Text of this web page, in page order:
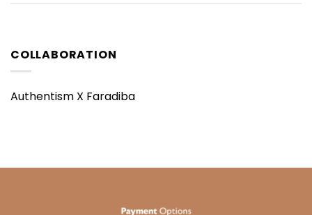
COLLABORATION
Authentism X Faradiba